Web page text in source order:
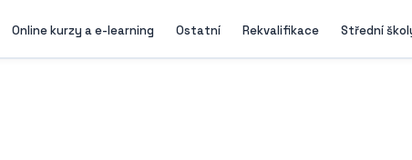
Online kurzy a e-learning Ostatní Rekvalifikace Střední